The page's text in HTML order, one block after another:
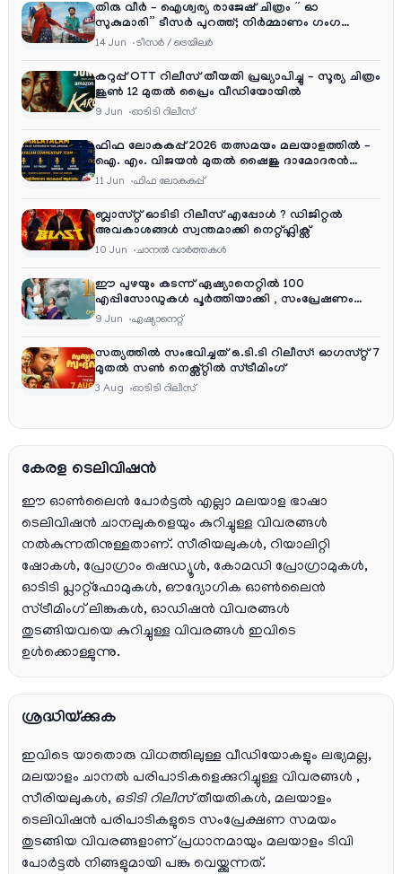
തിരു വീർ – ഐശ്വര്യ രാജേഷ് ചിത്രം ” ഓ
സുകുമാരി” ടീസർ പുറത്ത്; നിർമ്മാണം ഗംഗ
എന്റർടൈൻമെന്റ്‌സ്
14 Jun ടീസര്‍ / ട്രെയിലര്‍
കറുപ്പ് OTT റിലീസ് തീയതി പ്രഖ്യാപിച്ചു – സൂര്യ ചിത്രം
ജൂൺ 12 മുതൽ പ്രൈം വീഡിയോയിൽ
9 Jun ഓടിടി റിലീസ്
ഫിഫ ലോകകപ്പ് 2026 തത്സമയം മലയാളത്തിൽ –
ഐ. എം. വിജയൻ മുതൽ ഷൈജു ദാമോദരൻ
വരെ കമന്ററി സംഘത്തിൽ
11 Jun ഫിഫ ലോകകപ്പ്
ബ്ലാസ്റ്റ് ഓടിടി റിലീസ് എപ്പോൾ ? ഡിജിറ്റൽ
അവകാശങ്ങൾ സ്വന്തമാക്കി നെറ്റ്ഫ്ലിക്സ്
10 Jun ചാനല്‍ വാര്‍ത്തകള്‍
ഈ പുഴയും കടന്ന് ഏഷ്യാനെറ്റിൽ 100
എപ്പിസോഡുകൾ പൂർത്തിയാക്കി , സംപ്രേഷണം
തിങ്കൾ മുതൽ വെള്ളി വരെ രാത്രി 9:30 ന്
9 Jun ഏഷ്യാനെറ്റ്‌
സത്യത്തിൽ സംഭവിച്ചത് ഒ.ടി.ടി റിലീസ്: ഓഗസ്റ്റ് 7
മുതൽ സൺ നെക്സ്റ്റിൽ സ്ട്രീമിംഗ്
3 Aug ഓടിടി റിലീസ്
കേരള ടെലിവിഷൻ
ഈ ഓൺലൈൻ പോർട്ടൽ എല്ലാ മലയാള ഭാഷാ
ടെലിവിഷൻ ചാനലുകളെയും കുറിച്ചുള്ള വിവരങ്ങൾ
നൽകുന്നതിനുള്ളതാണ്. സീരിയലുകൾ, റിയാലിറ്റി
ഷോകൾ, പ്രോഗ്രാം ഷെഡ്യൂൾ, കോമഡി പ്രോഗ്രാമുകൾ,
ഓടിടി പ്ലാറ്റ്‌ഫോമുകൾ, ഔദ്യോഗിക ഓൺലൈൻ
സ്ട്രീമിംഗ് ലിങ്കുകൾ, ഓഡിഷൻ വിവരങ്ങൾ
തുടങ്ങിയവയെ കുറിച്ചുള്ള വിവരങ്ങൾ ഇവിടെ
ഉൾക്കൊള്ളുന്നു.
ശ്രദ്ധിയ്ക്കുക
ഇവിടെ യാതൊരു വിധത്തിലുള്ള വീഡിയോകളും ലഭ്യമല്ല,
മലയാളം ചാനല്‍ പരിപാടികളെക്കുറിച്ചുള്ള വിവരങ്ങള്‍ ,
സീരിയലുകള്‍, ഒടിടി റിലീസ്തീയതികള്‍, മലയാളം
ടെലിവിഷന്‍ പരിപാടികളുടെ സംപ്രേക്ഷണ സമയം
തുടങ്ങിയ വിവരങ്ങളാണ് പ്രധാനമായും മലയാളം ടിവി
പോര്‍ട്ടല്‍ നിങ്ങളുമായി പങ്കു വെയ്ക്കുന്നത്.